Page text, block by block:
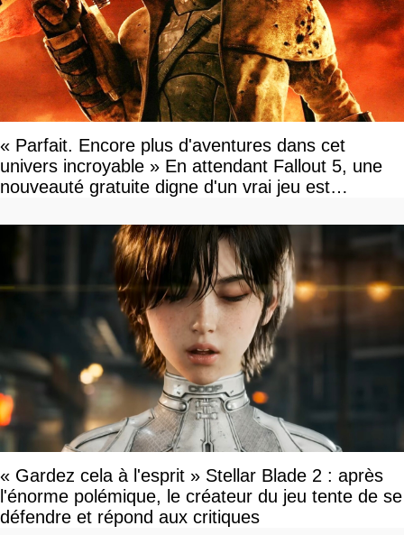
« Parfait. Encore plus d'aventures dans cet
univers incroyable » En attendant Fallout 5, une
nouveauté gratuite digne d'un vrai jeu est
« Gardez cela à l'esprit » Stellar Blade 2 : après
l'énorme polémique, le créateur du jeu tente de se
défendre et répond aux critiques